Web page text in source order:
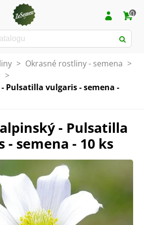
0
> Okrasné rostliny - semena >
>
Pulsatilla vulgaris - semena -
- Pulsatilla
- semena - 10 ks